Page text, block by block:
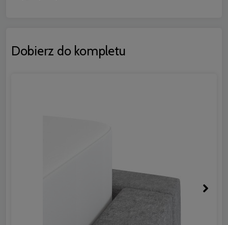
Dobierz do kompletu